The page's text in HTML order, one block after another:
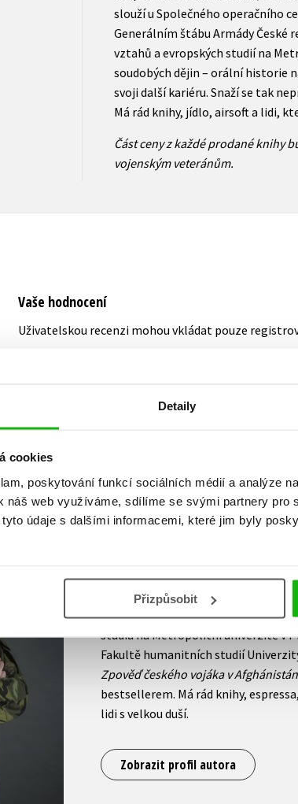
Detaily
cookies
poskytování funkcí sociálních médií a analýze
náš web využíváme, sdílíme se svými partnery pro
údaje s dalšími informacemi, které jim byly
Přizpůsobit
slouží u Společného operačního
Generálním štábu Armády České
vztahů a evropských studií na
soudobých dějin – orální historie
svoji další kariéru. Snaží se tak
Má rád knihy, jídlo, airsoft a lidi,
Část ceny z každé prodané knihy
vojenským veteránům.
Vaše hodnocení
Uživatelskou recenzi mohou vkládat pouze
Pavel Stehlík
Vojenském historickém ústavu
operací, kde realizuje a vede
novodobých válečných veteránů.
studia na Metropolitní univerzitě v
Fakultě humanitních studií
Zpověď českého vojáka v
bestsellerem. Má rád knihy,
lidi s velkou duší.
Zobrazit profil autora